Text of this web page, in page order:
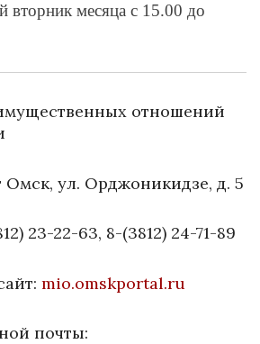
вторник месяца с 15.00 до
отношений
Омск, ул. Орджоникидзе, д. 5
23-22-63, 8-(3812) 24-71-89
mio.omskportal.ru
почты: